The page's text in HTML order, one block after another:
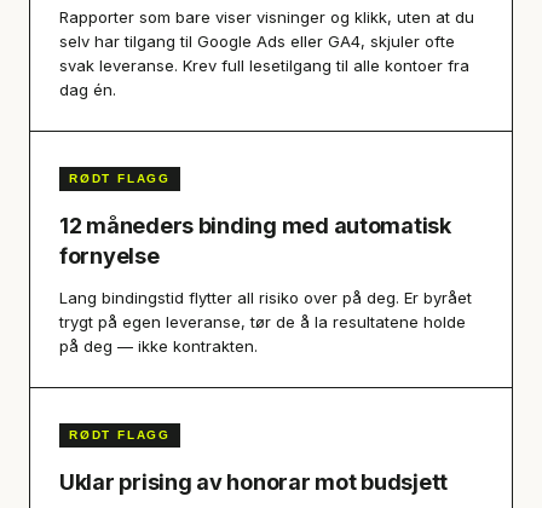
Rapporter som bare viser visninger og klikk, uten at du
selv har tilgang til Google Ads eller GA4, skjuler ofte
svak leveranse. Krev full lesetilgang til alle kontoer fra
dag én.
RØDT FLAGG
12 måneders binding med automatisk
fornyelse
Lang bindingstid flytter all risiko over på deg. Er byrået
trygt på egen leveranse, tør de å la resultatene holde
på deg — ikke kontrakten.
RØDT FLAGG
Uklar prising av honorar mot budsjett